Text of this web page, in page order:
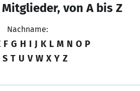
Mitglieder, von A bis Z
Nachname:
F G H I J K L M N O P
S T U V W X Y Z